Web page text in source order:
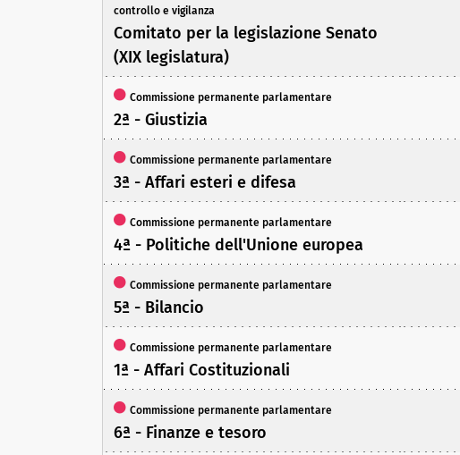
controllo e vigilanza
Comitato per la legislazione Senato
(XIX legislatura)
Commissione permanente parlamentare
2ª - Giustizia
Commissione permanente parlamentare
3ª - Affari esteri e difesa
Commissione permanente parlamentare
4ª - Politiche dell'Unione europea
Commissione permanente parlamentare
5ª - Bilancio
Commissione permanente parlamentare
1ª - Affari Costituzionali
Commissione permanente parlamentare
6ª - Finanze e tesoro